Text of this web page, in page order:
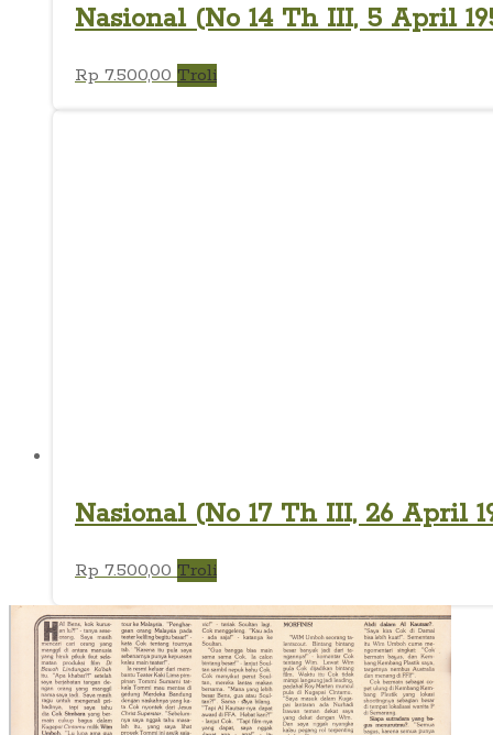
Nasional (No 14 Th III, 5 April
Rp 7.500,00 Troli
Nasional (No 17 Th III, 26 April
Rp 7.500,00 Troli